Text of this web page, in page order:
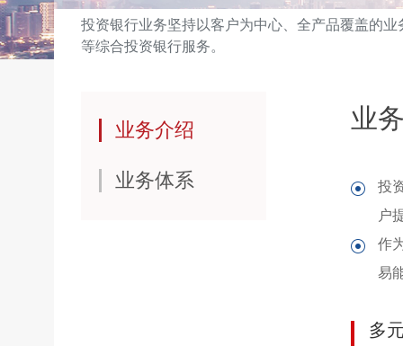
投资银行业务坚持以客户为中心、全产品覆盖的
等综合投资银行服务。
业务介绍
业务体系
业
投
户
作
易
多